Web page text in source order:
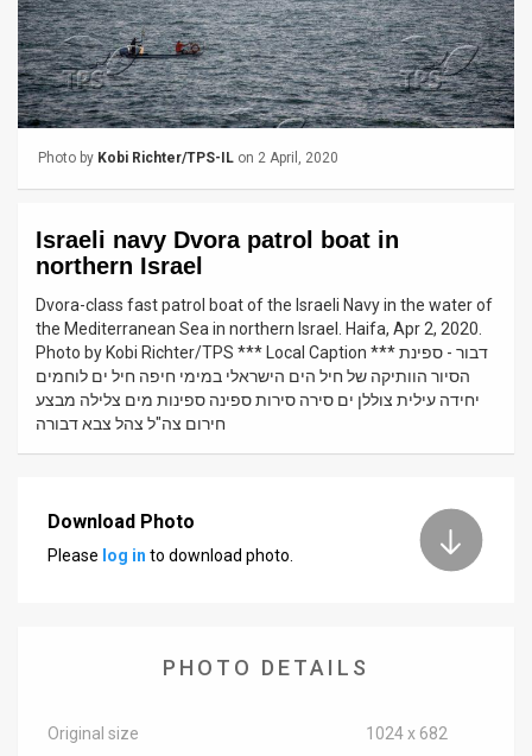
Releases
TPS
Contact
Customer
Support
Photo by Kobi Richter/TPS-IL on 2 April, 2020
Israeli navy Dvora patrol boat in
northern Israel
Dvora-class fast patrol boat of the Israeli Navy in the water of
the Mediterranean Sea in northern Israel. Haifa, Apr 2, 2020.
Photo by Kobi Richter/TPS *** Local Caption *** דבור - ספינת
הסיור הוותיקה של חיל הים הישראלי במימי חיפה חיל ים לוחמים
יחידה עילית צוללן ים סירה סירות ספינה ספינות מים צלילה מבצע
חירום צה"ל צהל צבא דבורה
Download Photo
Please log in to download photo.
PHOTO DETAILS
Original size 1024 x 682